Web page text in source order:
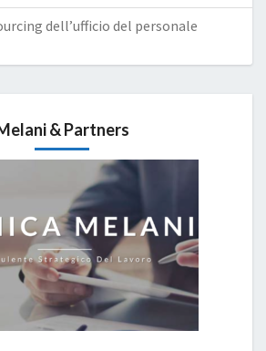
dell’ufficio del personale
& Partners